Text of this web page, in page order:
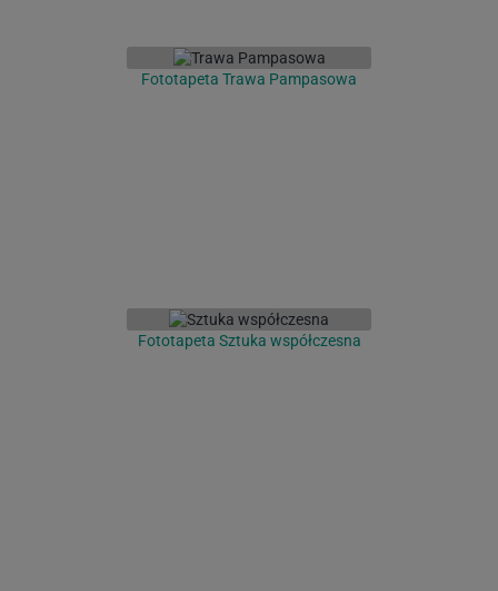
Fototapeta Trawa Pampasowa
Fototapeta Sztuka współczesna